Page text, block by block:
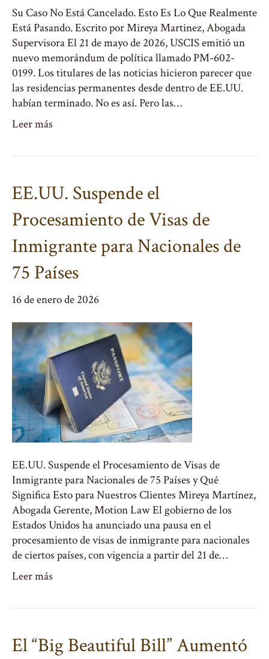
Su Caso No Está Cancelado. Esto Es Lo Que Realmente
Está Pasando. Escrito por Mireya Martinez, Abogada
Supervisora El 21 de mayo de 2026, USCIS emitió un
nuevo memorándum de política llamado PM-602-
0199. Los titulares de las noticias hicieron parecer que
las residencias permanentes desde dentro de EE.UU.
habían terminado. No es así. Pero las…
Leer más
EE.UU. Suspende el
Procesamiento de Visas de
Inmigrante para Nacionales de
75 Países
16 de enero de 2026
EE.UU. Suspende el Procesamiento de Visas de
Inmigrante para Nacionales de 75 Países y Qué
Significa Esto para Nuestros Clientes Mireya Martínez,
Abogada Gerente, Motion Law El gobierno de los
Estados Unidos ha anunciado una pausa en el
procesamiento de visas de inmigrante para nacionales
de ciertos países, con vigencia a partir del 21 de…
Leer más
El “Big Beautiful Bill” Aumentó